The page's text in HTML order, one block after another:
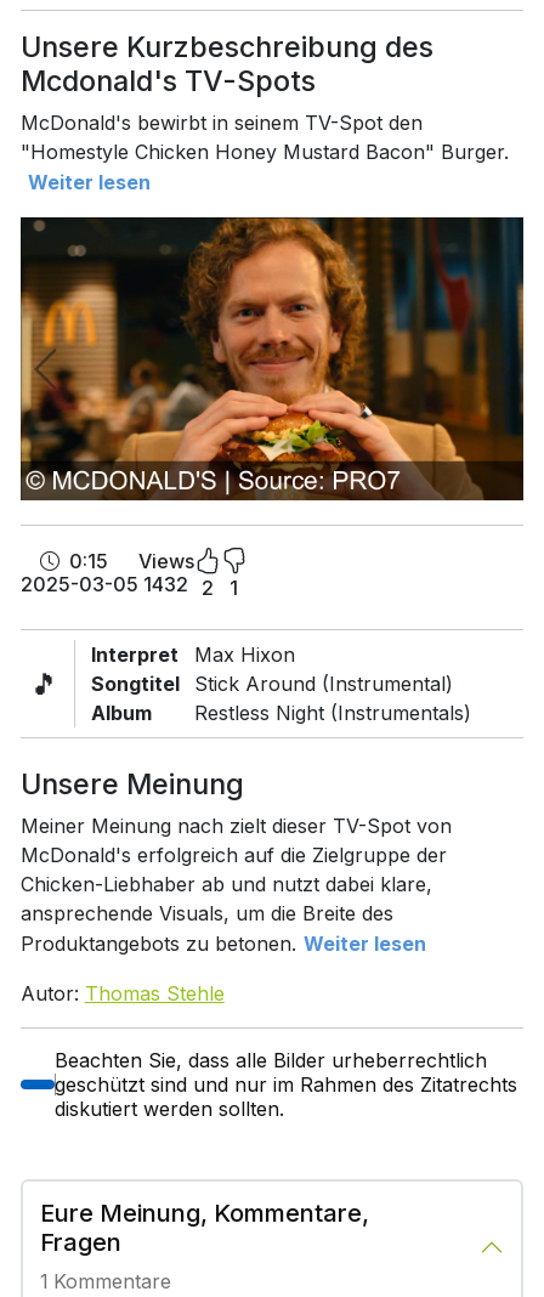
Unsere Kurzbeschreibung des
Mcdonald's TV-Spots
McDonald's bewirbt in seinem TV-Spot den
"Homestyle Chicken Honey Mustard Bacon" Burger.
Weiter lesen
0:15
2025-03-05
Views
1432
2 1
🎵
Interpret
Songtitel
Album
Max Hixon
Stick Around (Instrumental)
Restless Night (Instrumentals)
Unsere Meinung
Meiner Meinung nach zielt dieser TV-Spot von
McDonald's erfolgreich auf die Zielgruppe der
Chicken-Liebhaber ab und nutzt dabei klare,
ansprechende Visuals, um die Breite des
Produktangebots zu betonen. Weiter lesen
Autor: Thomas Stehle
Beachten Sie, dass alle Bilder urheberrechtlich
geschützt sind und nur im Rahmen des Zitatrechts
diskutiert werden sollten.
Eure Meinung, Kommentare,
Fragen
1 Kommentare